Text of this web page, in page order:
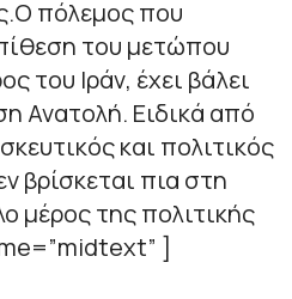
πόλεμος που
του μετώπου
του Ιράν, έχει βάλει
Ανατολή. Ειδικά από
και πολιτικός
βρίσκεται πια στη
μέρος της πολιτικής
]